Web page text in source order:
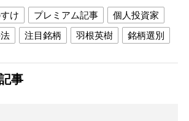
け プレミアム記事
個人投資家
注目銘柄 羽根英樹 銘柄選別
事